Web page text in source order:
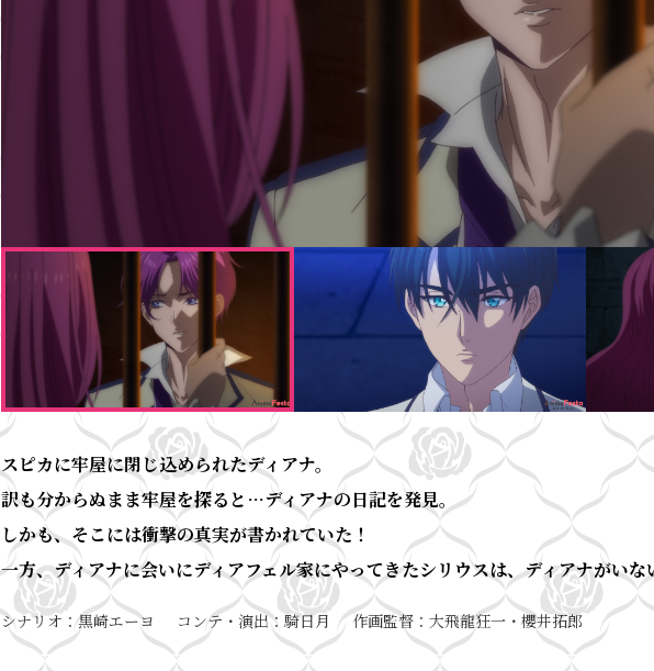
スピカに牢屋に閉じ込められたディアナ。
訳も分からぬまま牢屋を探ると…ディアナの日記を発見。
しかも、そこには衝撃の真実が書かれていた！
一方、ディアナに会いにディアフェル家にやってきたシリウスは、ディアナがい
シナリオ 黒崎エーヨ コンテ・演出 騎日月 作画監督 大飛龍狂一・櫻井拓郎